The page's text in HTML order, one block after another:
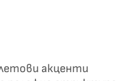
акценти